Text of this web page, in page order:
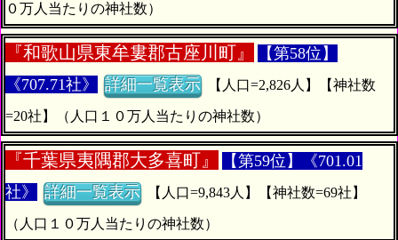
０万人当たりの神社数）
『和歌山県東牟婁郡古座川町』
【第58位】
《707.71社》
詳細一覧表示
=20社】（人口１０万人当たりの神社数）
『千葉県夷隅郡大多喜町』
【第59位】《701.01
社》
詳細一覧表示
（人口１０万人当たりの神社数）